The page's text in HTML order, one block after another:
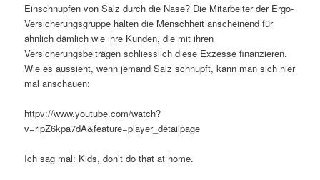
Einschnupfen von Salz durch die Nase? Die Mitarbeiter der Ergo-
Versicherungsgruppe halten die Menschheit anscheinend für
ähnlich dämlich wie ihre Kunden, die mit ihren
Versicherungsbeiträgen schliesslich diese Exzesse finanzieren.
Wie es aussieht, wenn jemand Salz schnupft, kann man sich hier
mal anschauen:
httpv://www.youtube.com/watch?
v=ripZ6kpa7dA&feature=player_detailpage
Ich sag mal: Kids, don’t do that at home.